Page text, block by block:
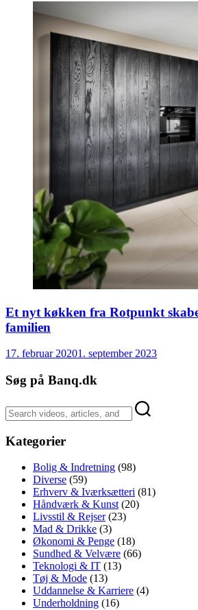
Et nyt køkken fra Rotpunkt
familien
17. februar 20201. september 2023
Søg på Banq.dk
Kategorier
Bolig & Indretning (98)
Diverse (59)
Erhverv & Iværksætteri (81)
Håndværk & Kunst (20)
Livsstil & Rejser(23)
Mad & Drikke (3)
Økonomi & Penge (18)
Sundhed & Velvære (66)
Teknologi & IT (13)
Tøj & Mode (13)
Uddannelse & Karriere (4)
Underholdning (16)